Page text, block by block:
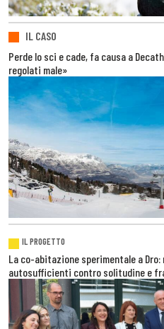
IL CASO
Perde lo sci e cade, fa causa a
regolati male»
IL PROGETTO
La co-abitazione sperimentale a Dro:
autosufficienti contro solitudine e